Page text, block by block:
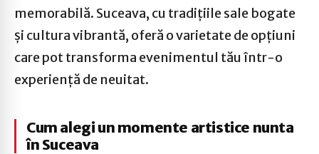
memorabilă. Suceava, cu tradițiile sale bogate
și cultura vibrantă, oferă o varietate de opțiuni
care pot transforma evenimentul tău într-o
experiență de neuitat.
Cum alegi un momente artistice nunta
în Suceava